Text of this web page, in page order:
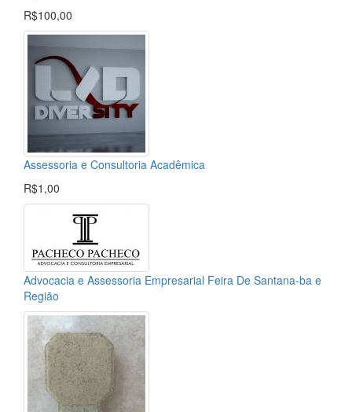
R$100,00
Assessoria e Consultoria Acadêmica
R$1,00
Advocacia e Assessoria Empresarial Feira De Santana-ba e
Região